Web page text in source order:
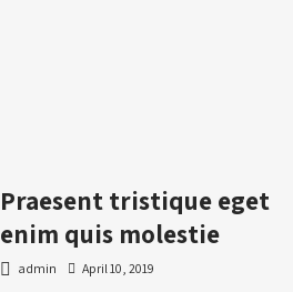
Praesent tristique eget
enim quis molestie
admin April 10, 2019